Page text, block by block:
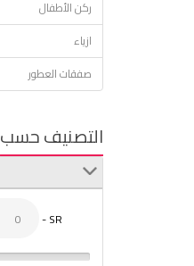
ركن الأطفال
ازياء
صفقات العطور
التصنيف حسب
- SR